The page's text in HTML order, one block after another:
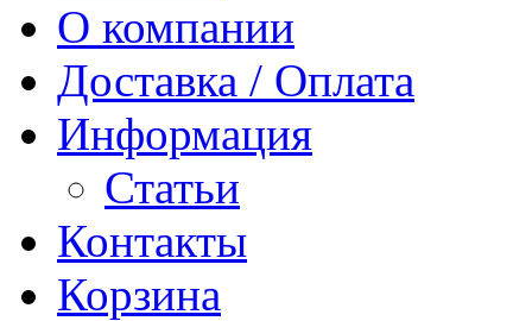
О компании
Доставка / Оплата
Информация
Статьи
Контакты
Корзина